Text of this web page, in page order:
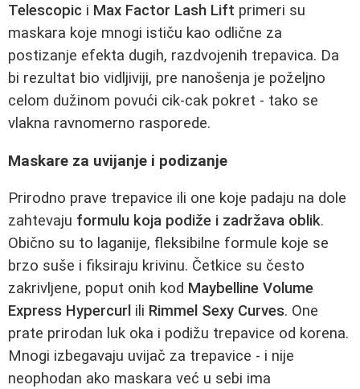
Telescopic i Max Factor Lash Lift primeri su
maskara koje mnogi ističu kao odlične za
postizanje efekta dugih, razdvojenih trepavica. Da
bi rezultat bio vidljiviji, pre nanošenja je poželjno
celom dužinom povući cik‑cak pokret - tako se
vlakna ravnomerno rasporede.
Maskare za uvijanje i podizanje
Prirodno prave trepavice ili one koje padaju na dole
zahtevaju formulu koja podiže i zadržava oblik.
Obično su to laganije, fleksibilne formule koje se
brzo suše i fiksiraju krivinu. Četkice su često
zakrivljene, poput onih kod Maybelline Volume
Express Hypercurl ili Rimmel Sexy Curves. One
prate prirodan luk oka i podižu trepavice od korena.
Mnogi izbegavaju uvijač za trepavice - i nije
neophodan ako maskara već u sebi ima